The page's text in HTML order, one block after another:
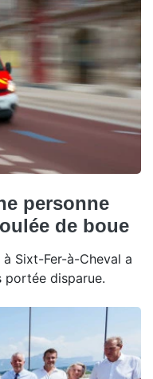
personne
de boue
Sixt-Fer-à-Cheval a
portée disparue.